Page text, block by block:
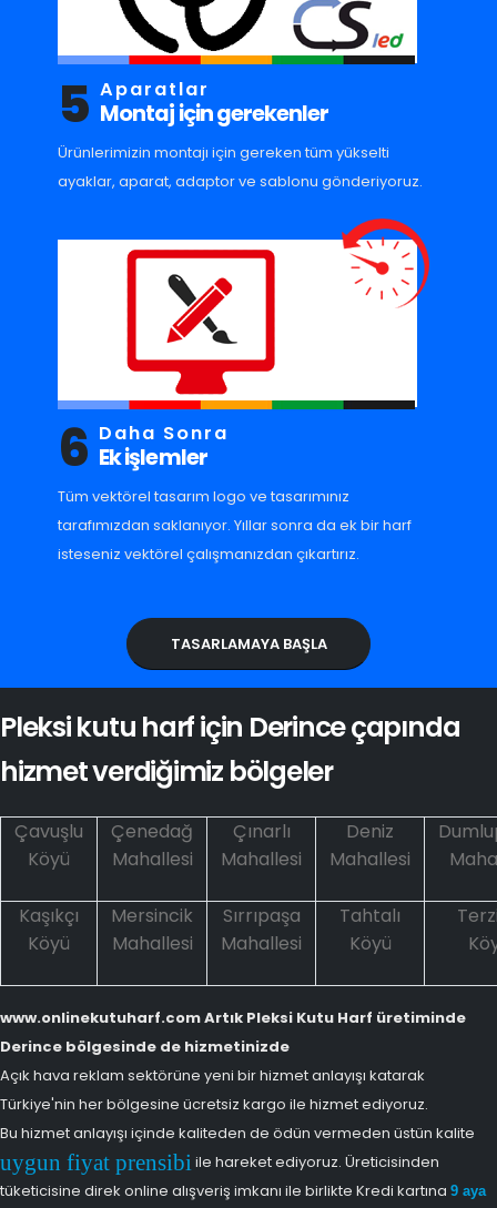
5 Aparatlar
Montaj için gerekenler
Ürünlerimizin montajı için gereken tüm yükselti
ayaklar, aparat, adaptor ve sablonu gönderiyoruz.
6 Daha Sonra
Ek işlemler
Tüm vektörel tasarım logo ve tasarımınız
tarafımızdan saklanıyor. Yıllar sonra da ek bir harf
isteseniz vektörel çalışmanızdan çıkartırız.
TASARLAMAYA BAŞLA
Pleksi kutu harf için Derince çapında
hizmet verdiğimiz bölgeler
Çavuşlu
Köyü
Çenedağ
Mahallesi
Çınarlı
Mahallesi
Deniz
Mahallesi
Kaşıkçı
Köyü
Mersincik
Mahallesi
Sırrıpaşa
Mahallesi
Tahtalı
Köyü
www.onlinekutuharf.com Artık Pleksi Kutu Harf üretiminde
Derince bölgesinde de hizmetinizde
Açık hava reklam sektörüne yeni bir hizmet anlayışı katarak
Türkiye'nin her bölgesine ücretsiz kargo ile hizmet ediyoruz.
Bu hizmet anlayışı içinde kaliteden de ödün vermeden üstün kalite
uygun fiyat prensibi ile hareket ediyoruz. Üreticisinden
tüketicisine direk online alışveriş imkanı ile birlikte Kredi kartına 9 aya